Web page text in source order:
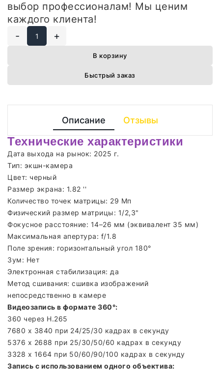
выбор профессионалам! Мы ценим
каждого клиента!
-
+
В корзину
Быстрый заказ
Описание Отзывы
Технические характеристики
Дата выхода на рынок: 2025 г.
Тип: экшн-камера
Цвет: черный
Размер экрана: 1.82 ''
Количество точек матрицы: 29 Мп
Физический размер матрицы: 1/2,3"
Фокусное расстояние: 14–26 мм (эквивалент 35 мм)
Максимальная апертура: f/1.8
Поле зрения: горизонтальный угол 180°
Зум: Нет
Электронная стабилизация: да
Метод сшивания: сшивка изображений
непосредственно в камере
Видеозапись в формате 360°:
360 через H.265
7680 x 3840 при 24/25/30 кадрах в секунду
5376 x 2688 при 25/30/50/60 кадрах в секунду
3328 x 1664 при 50/60/90/100 кадрах в секунду
Запись с использованием одного объектива: